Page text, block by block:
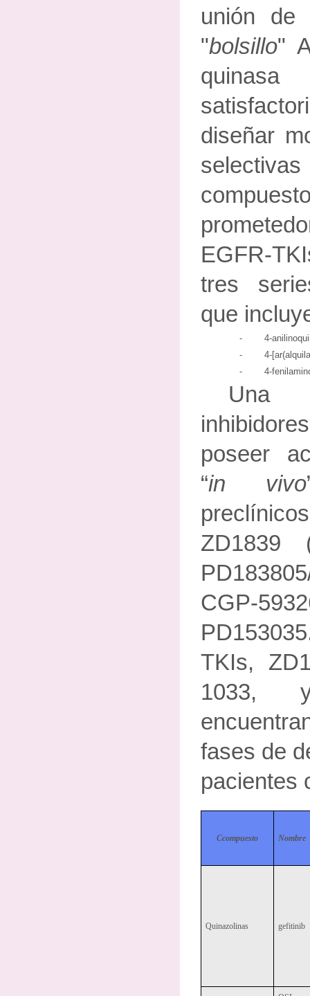
unión de
"bolsillo"
diseñar
EGFR-
tres
que
- 4-
- 4-
- 4-
Una
poseer
“in vivo
ZD1839
CGP-
TKIs,
1033,
fases de
pacientes
Ccompuesto Nombre
Quinazolinas gefitinib